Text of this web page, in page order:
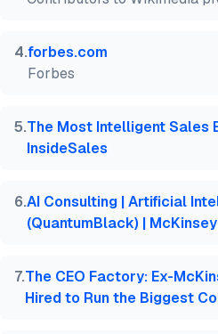
4.forbes.com
Forbes
5.The Most Intelligent Sales
InsideSales
6.AI Consulting | Artificial
(QuantumBlack) |
7.The CEO Factory: Ex-
Hired to Run the Biggest